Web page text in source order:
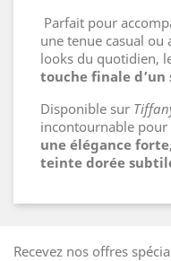
Parfait pour
une tenue casual ou
looks du quotidien,
touche finale
Disponible sur
incontournable
une élégance
teinte dorée
Recevez nos offres